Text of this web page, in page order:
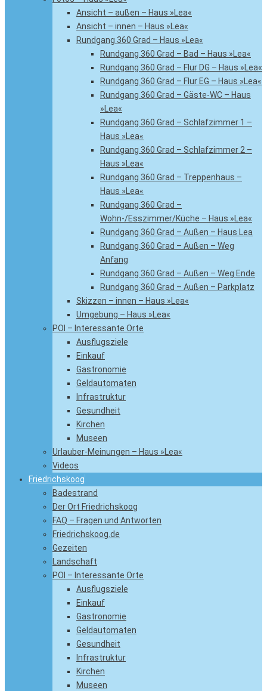
Ansicht – außen – Haus »Lea«
Ansicht – innen – Haus »Lea«
Rundgang 360 Grad – Haus »Lea«
Rundgang 360 Grad – Bad – Haus »Lea«
Rundgang 360 Grad – Flur DG – Haus »Lea«
Rundgang 360 Grad – Flur EG – Haus »Lea«
Rundgang 360 Grad – Gäste-WC – Haus
»Lea«
Rundgang 360 Grad – Schlafzimmer 1 –
Haus »Lea«
Rundgang 360 Grad – Schlafzimmer 2 –
Haus »Lea«
Rundgang 360 Grad – Treppenhaus –
Haus »Lea«
Rundgang 360 Grad –
Wohn-/Esszimmer/Küche – Haus »Lea«
Rundgang 360 Grad – Außen – Haus Lea
Rundgang 360 Grad – Außen – Weg
Anfang
Rundgang 360 Grad – Außen – Weg Ende
Rundgang 360 Grad – Außen – Parkplatz
Skizzen – innen – Haus »Lea«
Umgebung – Haus »Lea«
POI – Interessante Orte
Ausflugsziele
Einkauf
Gastronomie
Geldautomaten
Infrastruktur
Gesundheit
Kirchen
Museen
Urlauber-Meinungen – Haus »Lea«
Videos
Friedrichskoog
Badestrand
Der Ort Friedrichskoog
FAQ – Fragen und Antworten
Friedrichskoog.de
Gezeiten
Landschaft
POI – Interessante Orte
Ausflugsziele
Einkauf
Gastronomie
Geldautomaten
Gesundheit
Infrastruktur
Kirchen
Museen